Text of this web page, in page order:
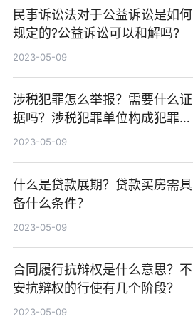
民事诉讼法对于公益诉讼是如何
规定的?公益诉讼可以和解吗?
2023-05-09
涉税犯罪怎么举报？需要什么证
据吗？涉税犯罪单位构成犯罪
吗？
2023-05-09
什么是贷款展期？贷款买房需具
备什么条件？
2023-05-09
合同履行抗辩权是什么意思？不
安抗辩权的行使有几个阶段？
2023-05-09